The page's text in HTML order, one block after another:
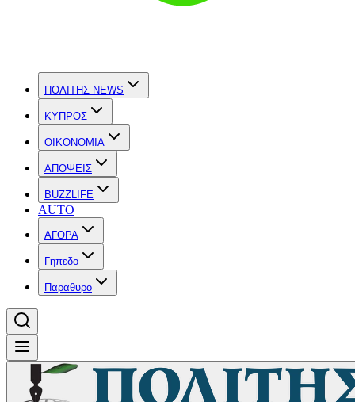
ΠΟΛΙΤΗΣ NEWS
ΚΥΠΡΟΣ
OIKONOMIA
ΑΠΟΨΕΙΣ
BUZZLIFE
AUTO
ΑΓΟΡΑ
Γηπεδο
Παραθυρο